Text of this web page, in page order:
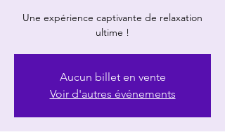
Une expérience captivante de relaxation
ultime !
Aucun billet en vente
Voir d'autres événements